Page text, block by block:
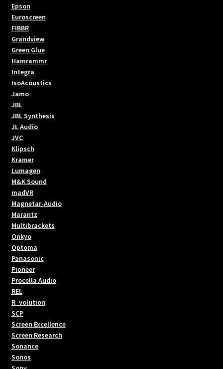
Epson
Euroscreen
FIBBR
Grandview
Green Glue
Hamrammr
Integra
IsoAcoustics
Jamo
JBL
JBL Synthesis
JL Audio
JVC
Klipsch
Kramer
Lumagen
M&K Sound
madVR
Magnetar-Audio
Marantz
Multibrackets
Onkyo
Optoma
Panasonic
Pioneer
Procella Audio
REL
R_volution
SCP
Screen Excellence
Screen Research
Sonance
Sonos